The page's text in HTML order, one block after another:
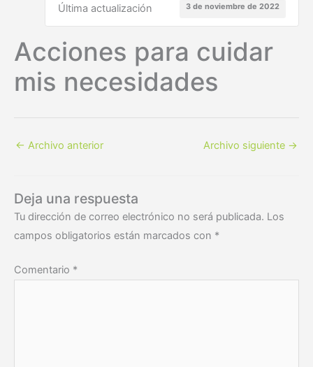
Última actualización 3 de noviembre de 2022
Acciones para cuidar
mis necesidades
← Archivo anterior Archivo siguiente →
Deja una respuesta
Tu dirección de correo electrónico no será publicada. Los
campos obligatorios están marcados con *
Comentario *